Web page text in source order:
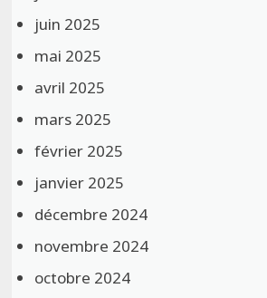
juin 2025
mai 2025
avril 2025
mars 2025
février 2025
janvier 2025
décembre 2024
novembre 2024
octobre 2024